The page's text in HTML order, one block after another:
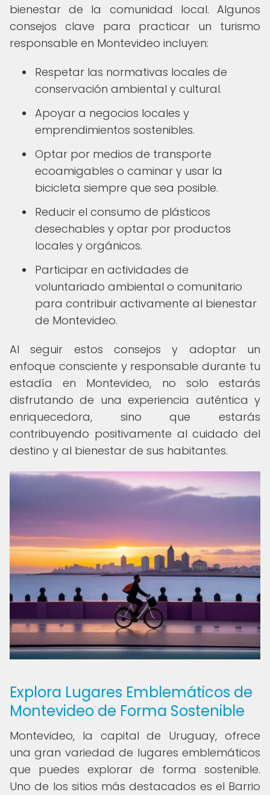
bienestar de la comunidad local. Algunos
consejos clave para practicar un turismo
responsable en Montevideo incluyen:
Respetar las normativas locales de
conservación ambiental y cultural.
Apoyar a negocios locales y
emprendimientos sostenibles.
Optar por medios de transporte
ecoamigables o caminar y usar la
bicicleta siempre que sea posible.
Reducir el consumo de plásticos
desechables y optar por productos
locales y orgánicos.
Participar en actividades de
voluntariado ambiental o comunitario
para contribuir activamente al bienestar
de Montevideo.
Al seguir estos consejos y adoptar un
enfoque consciente y responsable durante tu
estadía en Montevideo, no solo estarás
disfrutando de una experiencia auténtica y
enriquecedora, sino que estarás
contribuyendo positivamente al cuidado del
destino y al bienestar de sus habitantes.
Explora Lugares Emblemáticos de
Montevideo de Forma Sostenible
Montevideo, la capital de Uruguay, ofrece
una gran variedad de lugares emblemáticos
que puedes explorar de forma sostenible.
Uno de los sitios más destacados es el Barrio